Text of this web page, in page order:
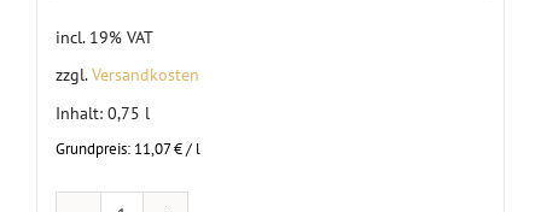
incl. 19% VAT
zzgl.Versandkosten
Inhalt: 0,75 l
Grundpreis: 11,07€/ l